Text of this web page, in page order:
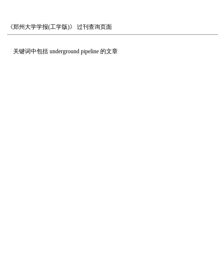
《郑州大学学报(工学版)》 过刊查询页面
关键词中包括 underground pipeline 的文章